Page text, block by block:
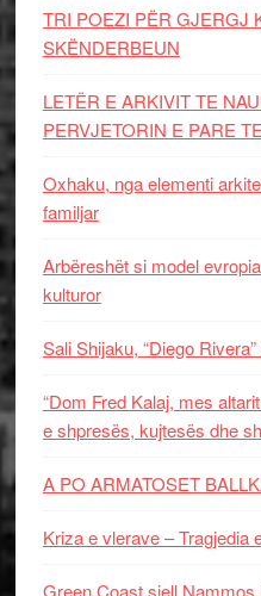
TRI POEZI PËR GJERGJ
SKËNDERBEUN
LETËR E ARKIVIT TE
PERVJETORIN E PARE
Oxhaku, nga elementi
familjar
Arbëreshët si model
kulturor
Sali Shijaku, “Diego
“Dom Fred Kalaj, mes
e shpresës, kujtesës dhe
A PO ARMATOSET
Kriza e vlerave – Tragjedia
Green Coast sjell